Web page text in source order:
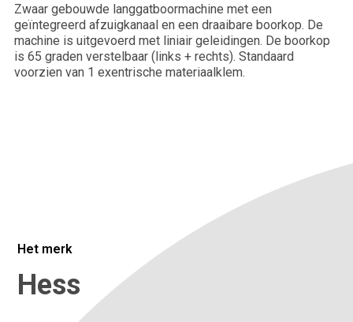
Telefoonnummer*
Vertel ons meer over je situatie.
Zwaar gebouwde langgatboormachine met een
geïntegreerd afzuigkanaal en een draaibare boorkop. De
machine is uitgevoerd met liniair geleidingen. De boorkop
is 65 graden verstelbaar (links + rechts). Standaard
voorzien van 1 exentrische materiaalklem.
Het merk
Hess